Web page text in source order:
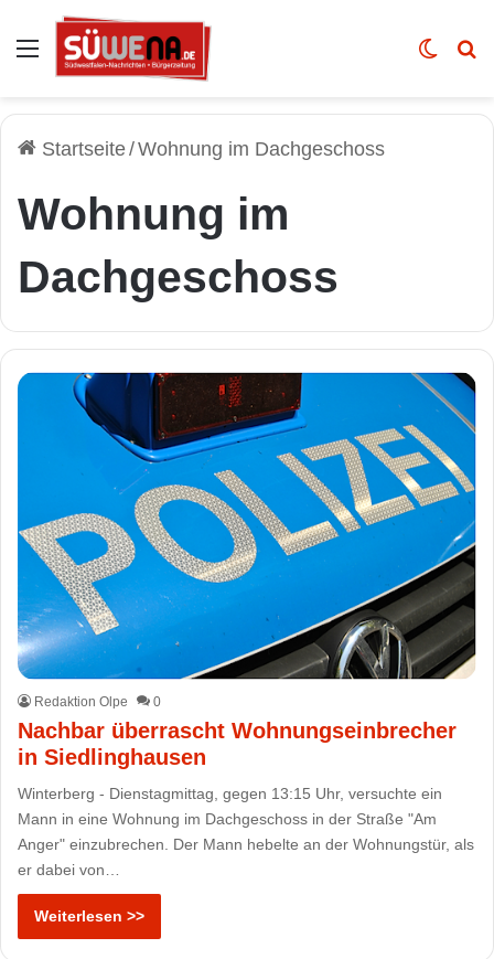
Auswahl Skin
Startseite/Wohnung im Dachgeschoss
Wohnung im
Dachgeschoss
Redaktion Olpe 0
Nachbar überrascht Wohnungseinbrecher
in Siedlinghausen
Winterberg - Dienstagmittag, gegen 13:15 Uhr, versuchte ein
Mann in eine Wohnung im Dachgeschoss in der Straße "Am
Anger" einzubrechen. Der Mann hebelte an der Wohnungstür, als
er dabei von…
Weiterlesen >>